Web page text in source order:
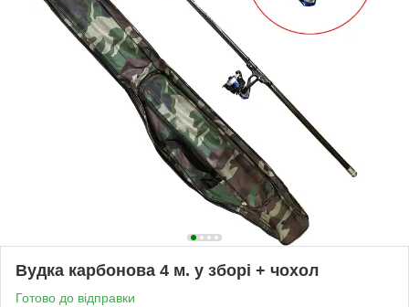
Вудка карбонова 4 м. у зборі + чохол
Готово до відправки